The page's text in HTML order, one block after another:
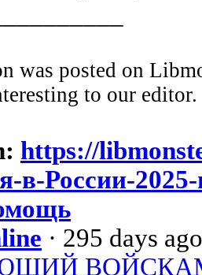
was posted on
to our editor.
https://
в-России-
· 295 days ago